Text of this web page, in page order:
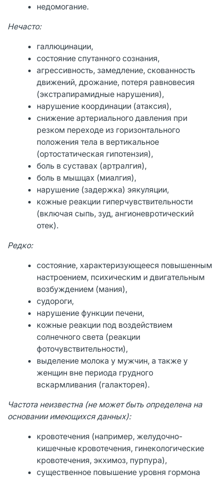
недомогание.
Нечасто:
галлюцинации,
состояние спутанного сознания,
агрессивность, замедление, скованность
движений, дрожание, потеря равновесия
(экстрапирамидные нарушения),
нарушение координации (атаксия),
снижение артериального давления при
резком переходе из горизонтального
положения тела в вертикальное
(ортостатическая гипотензия),
боль в суставах (артралгия),
боль в мышцах (миалгия),
нарушение (задержка) эякуляции,
кожные реакции гиперчувствительности
(включая сыпь, зуд, ангионевротический
отек).
Редко:
состояние, характеризующееся повышенным
настроением, психическим и двигательным
возбуждением (мания),
судороги,
нарушение функции печени,
кожные реакции под воздействием
солнечного света (реакции
фоточувствительности),
выделение молока у мужчин, а также у
женщин вне периода грудного
вскармливания (галакторея).
Частота неизвестна (не может быть определена на
основании имеющихся данных):
кровотечения (например, желудочно-
кишечные кровотечения, гинекологические
кровотечения, экхимоз, пурпура),
существенное повышение уровня гормона